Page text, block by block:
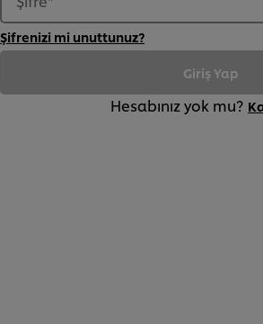
Şifrenizi mi unuttunuz?
Giriş Yap
Hesabınız yok mu?